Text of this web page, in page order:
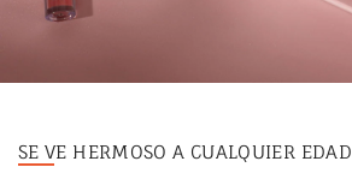
SE VE HERMOSO A CUALQUIER EDAD